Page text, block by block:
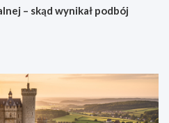
– skąd wynikał podbój